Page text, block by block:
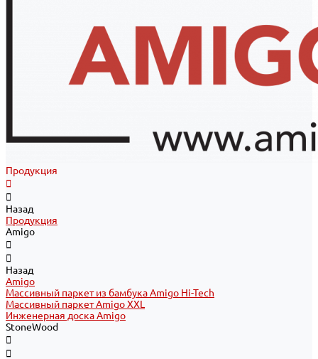
Продукция
Назад
Продукция
Amigo
Назад
Amigo
Массивный паркет из бамбука Amigo Hi-Tech
Массивный паркет Amigo XXL
Инженерная доска Amigo
StoneWood